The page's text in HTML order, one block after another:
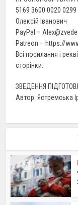
5169 3600 0020
Олексій Іванович
PayPal –
Patreon – https://
Всі посилання і
сторінки.
ЗВЕДЕННЯ
Автор: Ястремська